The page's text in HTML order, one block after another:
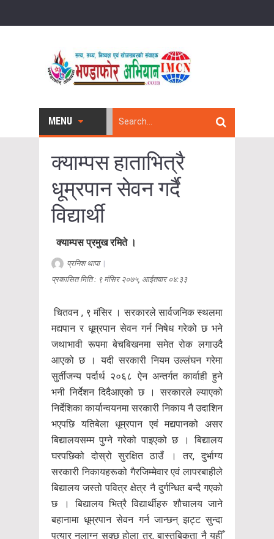
MENU
क्याम्पस हाताभित्रै
धूम्रपान सेवन गर्दै
विद्यार्थी
क्याम्पस प्रमुख रमिते ।
प्रनिश थापा|
प्रकासित मिति : ९ मंसिर २०७५, आईतवार ०४:३३
चितवन , ९ मंसिर । सरकारले सार्वजनिक स्थलमा
मद्यपान र धूम्रपान सेवन गर्न निषेध गरेको छ भने
जथाभावी रूपमा बेचबिखनमा समेत रोक लगाउदै
आएको छ । यदी सरकारी नियम उल्लंघन गरेमा
सुर्तीजन्य पर्दार्थ २०६८ ऐन अन्तर्गत कार्वाही हुने
भनी निर्देशन दिदैआएको छ । सरकारले ल्याएको
निर्देशिका कार्यान्वयनमा सरकारी निकाय नै उदाशिन
भएपछि यतिबेला धूम्रपान एवं मद्यपानको असर
बिद्यालयसम्म पुग्ने गरेको पाइएको छ । बिद्यालय
घरपछिको दोस्रो सुरक्षित ठाउँ । तर, दुर्भाग्य
सरकारी निकायहरूको गैरजिम्मेवार एवं लापरबाहीले
बिद्यालय जस्तो पवित्र क्षेत्र नै दुर्गन्धित बन्दै गएको
छ । बिद्यालय भित्रै विद्यार्थीहरु शौचालय जाने
बहानामा धूम्रपान सेवन गर्न जान्छन् झट्ट सुन्दा
पत्यार नलाग्न सक्छ होला तर, बास्तबिकता नै यहीँ